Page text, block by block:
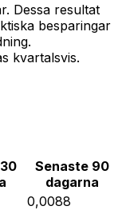
Dessa resultat
besparingar
kvartalsvis.
Senaste 90
dagarna
0,0088